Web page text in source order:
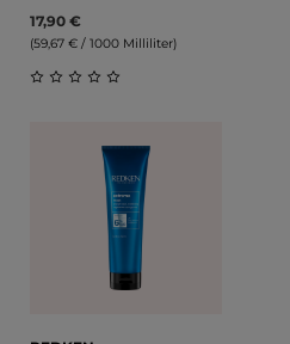
17,90 €
(59,67 € / 1000 Milliliter)